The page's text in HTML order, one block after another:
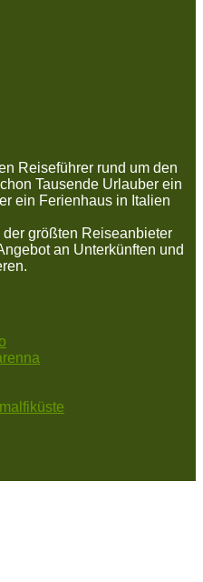
Reiseführer rund um den
Tausende Urlauber ein
ein Ferienhaus in Italien
größten Reiseanbieter
an Unterkünften und